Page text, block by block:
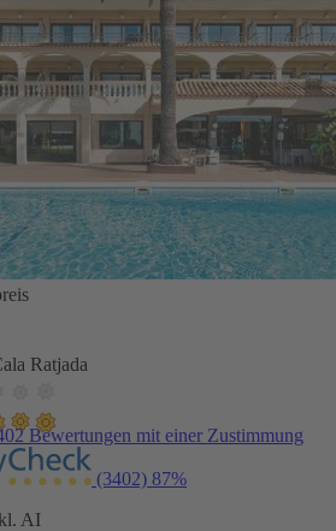
Ratjada
Bewertungen mit einer Zustimmung
(3402) 87%
AI